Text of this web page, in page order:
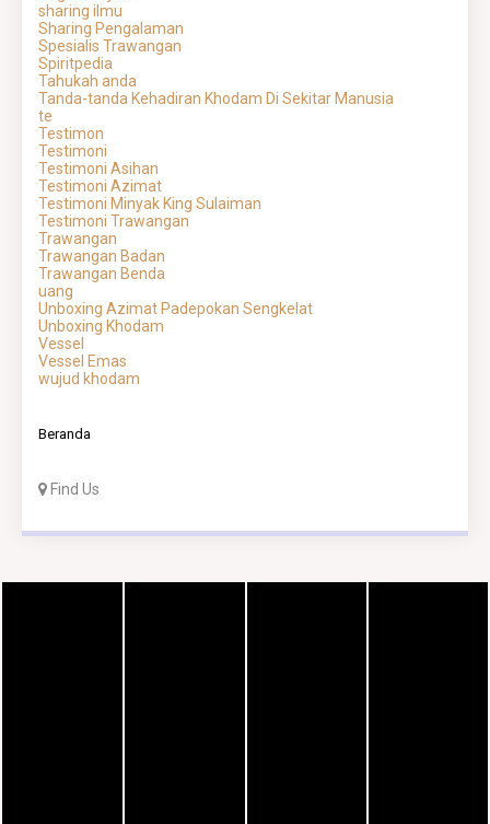
sharing ilmu
Sharing Pengalaman
Spesialis Trawangan
Spiritpedia
Tahukah anda
Tanda-tanda Kehadiran Khodam Di Sekitar Manusia
te
Testimon
Testimoni
Testimoni Asihan
Testimoni Azimat
Testimoni Minyak King Sulaiman
Testimoni Trawangan
Trawangan
Trawangan Badan
Trawangan Benda
uang
Unboxing Azimat Padepokan Sengkelat
Unboxing Khodam
Vessel
Vessel Emas
wujud khodam
Beranda
Find Us